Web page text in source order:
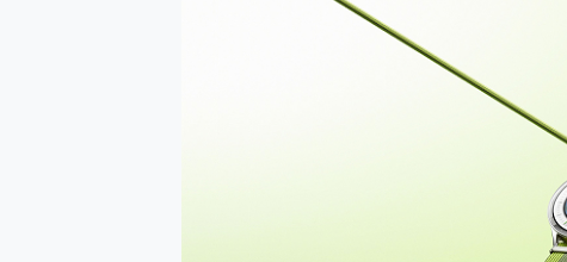
防窺黑科技 Galaxy S26
AI 支付 一錶搞定大小事
超驚艷 讓人一眼就愛上
美到讓人超想擁有 moto pad
好用的 EaseUS Partition
一鍵修復模糊影片、舊照的
小朋友才做選擇 投影機
外型超吸晴~ 給您絕佳操控
開箱~變身「蜘蛛人」椅子軍